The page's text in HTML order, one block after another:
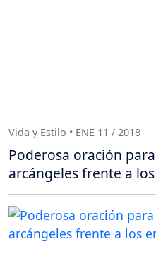
Vida y Estilo • ENE 11 / 2018
Poderosa oración
arcángeles frente a